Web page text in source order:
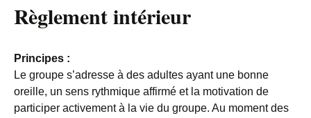
Règlement intérieur
Principes :
Le groupe s’adresse à des adultes ayant une bonne
oreille, un sens rythmique affirmé et la motivation de
participer activement à la vie du groupe. Au moment des